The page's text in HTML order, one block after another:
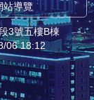
站導覽
3號五樓B棟
06 18:12